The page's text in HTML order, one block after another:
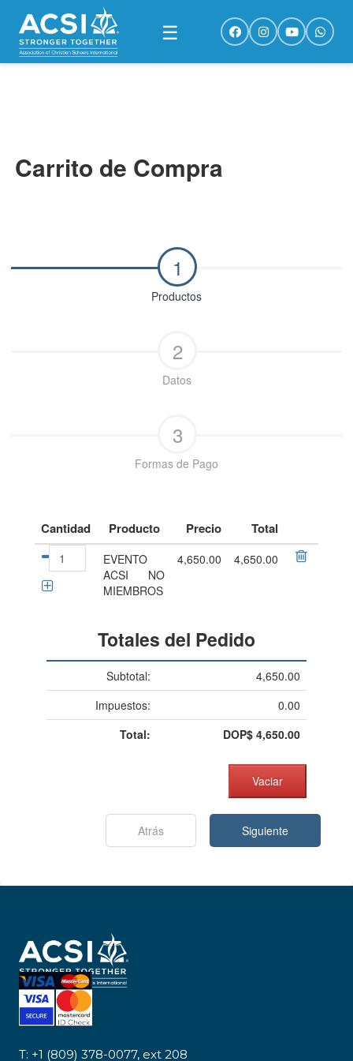
☰
Carrito de Compra
1
Productos
2
Datos
3
Formas de Pago
Cantidad Producto Precio Total
EVENTO
ACSI NO
MIEMBROS
4,650.00 4,650.00
Totales del Pedido
Subtotal:
4,650.00
Impuestos:
0.00
Total:
DOP$ 4,650.00
Vaciar
Atrás Siguiente
T: +1 (809) 378-0077, ext 208